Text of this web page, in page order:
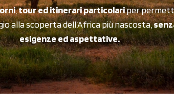
,tour ed itinerari particolariper
alla scoperta dell’Africa più nascosta,
esigenze ed aspettative.